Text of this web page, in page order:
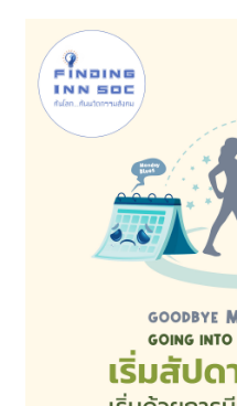
Download
“PA Snacks:
ออกแรงสั้น ๆ ระหว่า